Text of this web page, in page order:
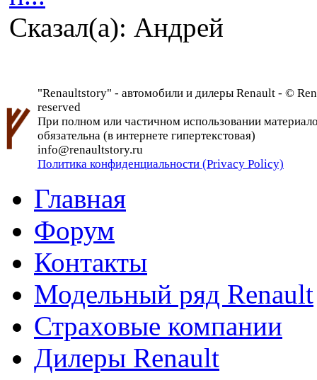
Сказал(а): Андрей
"Renaultstory" - автомобили и дилеры Renault - ©
reserved
При полном или частичном использовании
обязательна (в интернете гипертекстовая)
info@renaultstory.ru
Политика конфиденциальности (Privacy Policy)
Главная
Форум
Контакты
Модельный ряд Renault
Страховые компании
Дилеры Renault